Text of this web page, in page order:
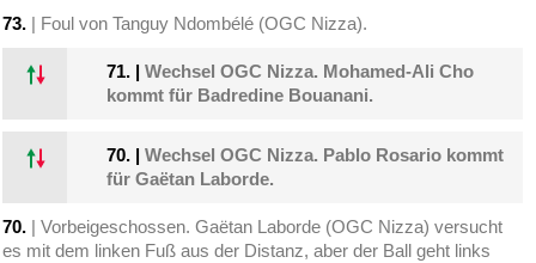
73. | Foul von Tanguy Ndombélé (OGC Nizza).
71. |Wechsel OGC Nizza. Mohamed-Ali Cho
kommt für Badredine Bouanani.
70. |Wechsel OGC Nizza. Pablo Rosario kommt
für Gaëtan Laborde.
70. | Vorbeigeschossen. Gaëtan Laborde (OGC Nizza) versucht
es mit dem linken Fuß aus der Distanz, aber der Ball geht links